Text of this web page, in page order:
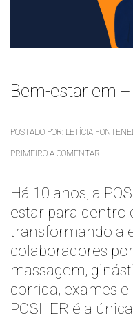
Bem-estar em
POSTADO POR: LETÍCIA
PRIMEIRO A COMENTAR
Há 10 anos, a
estar para dentro
transformando a
colaboradores
massagem,
corrida, exames
POSHER é a